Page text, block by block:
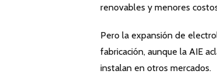
renovables y menores
Pero la expansión de
fabricación, aunque la AIE
instalan en otros mercados.